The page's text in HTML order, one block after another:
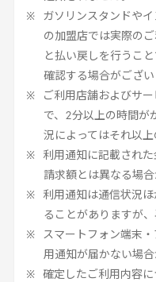
ガソリンスタンドや
の加盟店では実際の
と払い戻しを行うこ
確認する場合がござい
ご利用店舗およびサ
で、
2分以上の時間が
況によってはそれ以上
利用通知に記載され
請求額とは異なる場合
利用通知は通信状況
ることがありますが、
スマートフォン端末
用通知が届かない場合
確定したご利用内容